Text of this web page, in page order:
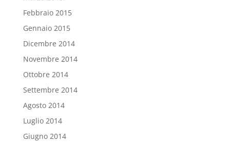
Febbraio 2015
Gennaio 2015
Dicembre 2014
Novembre 2014
Ottobre 2014
Settembre 2014
Agosto 2014
Luglio 2014
Giugno 2014